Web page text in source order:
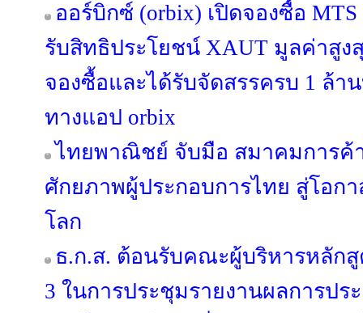
ออร์บิกซ์ (orbix) เปิดจองซื้อ MTS
รับสิทธิประโยชน์ XAUT มูลค่าสูง
จองซื้อและได้รับจัดสรรครบ 1 ล้า
ทางแอป orbix
ไทยพาณิชย์ จับมือ สมาคมการค้
ศักยภาพผู้ประกอบการไทย สู่โอก
โลก
ธ.ก.ส. ต้อนรับคณะผู้บริหารหลักสู
3 ในการประชุมรายงานผลการป